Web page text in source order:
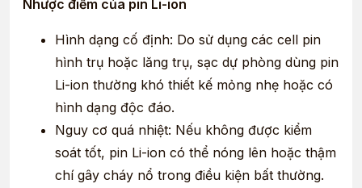
Nhược điểm của pin Li-ion
Hình dạng cố định: Do sử dụng các cell pin
hình trụ hoặc lăng trụ, sạc dự phòng dùng pin
Li-ion thường khó thiết kế mỏng nhẹ hoặc có
hình dạng độc đáo.
Nguy cơ quá nhiệt: Nếu không được kiểm
soát tốt, pin Li-ion có thể nóng lên hoặc thậm
chí gây cháy nổ trong điều kiện bất thường.